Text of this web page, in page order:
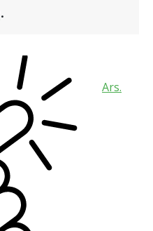
.
Ars.